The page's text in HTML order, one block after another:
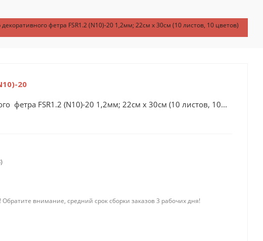
фетра FSR1.2 (N10)-20 1,2мм; 22см х 30см (10 листов, 10 цветов)
20
фетра FSR1.2 (N10)-20 1,2мм; 22см х 30см (10 листов, 10...
внимание, средний срок сборки заказов 3 рабочих дня!